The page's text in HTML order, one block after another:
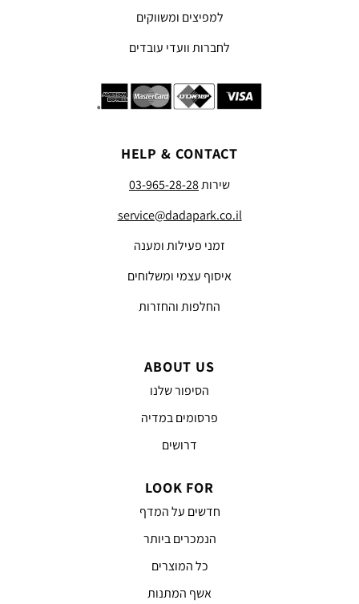
למפיצים ומשווקים
לחברות וועדי עובדים
HELP & CONTACT
שירות03-965-28-28
service@dadapark.co.il
זמני פעילות ומענה
איסוף עצמי ומשלוחים
החלפות והחזרות
ABOUT US
הסיפור שלנו
פרסומים במדיה
דרושים
LOOK FOR
חדשים על המדף
הנמכרים ביותר
כל המוצרים
אשף המתנות